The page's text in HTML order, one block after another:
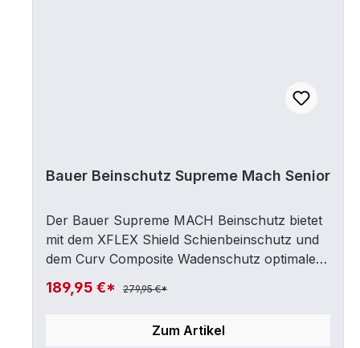
Bauer Beinschutz Supreme Mach Senior
Der Bauer Supreme MACH Beinschutz bietet
mit dem XFLEX Shield Schienbeinschutz und
dem Curv Composite Wadenschutz optimalen
Schutz vor Verletzungen. Das Gelenk
ermöglicht einfache Schlittschuhschritte und
Eis. Die ErgoDynamic Kniekappe sorgt für
189,95 €* 279,95 €*
Zum Artikel